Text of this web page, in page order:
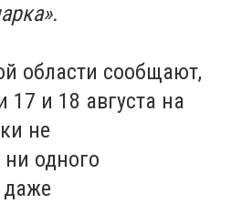
области сообщают,
17 и 18 августа на
не
ни одного
даже